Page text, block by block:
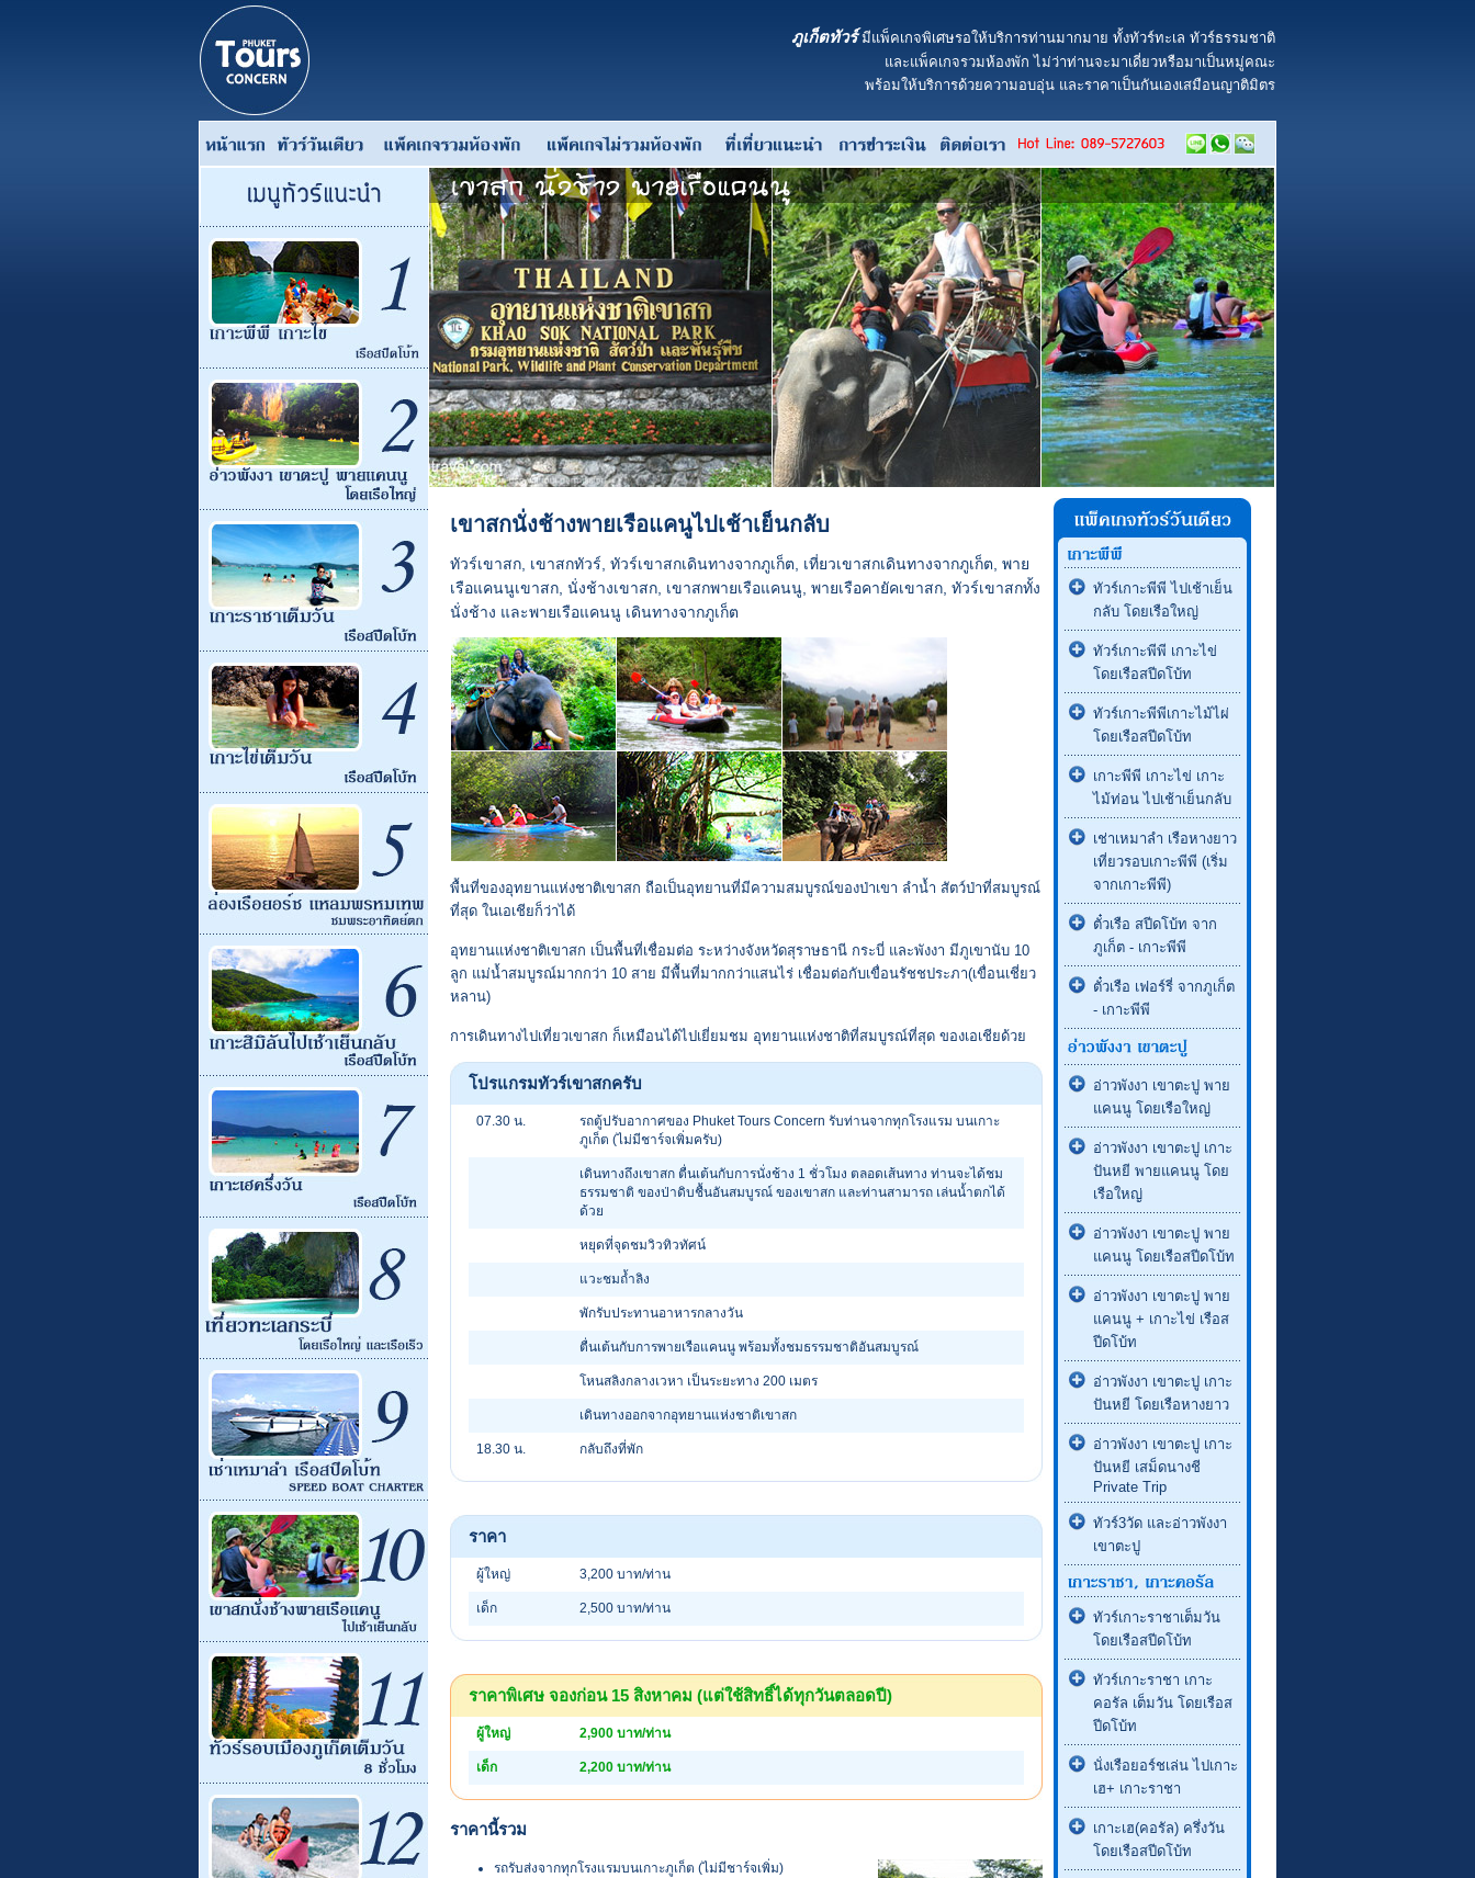
ภูเก็ตทัวร์มีแพ็คเกจพิเศษรอให้บริการท่านมากมาย ทั้งทัวร์ทะเล ทัวร์ธรรมชาติ
และแพ็คเกจรวมห้องพัก ไม่ว่าท่านจะมาเดี่ยวหรือมาเป็นหมู่คณะ
พร้อมให้บริการด้วยความอบอุ่น และราคาเป็นกันเองเสมือนญาติมิตร
เขาสกนั่งช้างพายเรือแคนูไปเช้าเย็นกลับ
ทัวร์เขาสก, เขาสกทัวร์, ทัวร์เขาสกเดินทางจากภูเก็ต, เที่ยวเขาสกเดินทางจากภูเก็ต, พาย
เรือแคนนูเขาสก, นั่งช้างเขาสก, เขาสกพายเรือแคนนู, พายเรือคายัคเขาสก, ทัวร์เขาสกทั้ง
นั่งช้าง และพายเรือแคนนู เดินทางจากภูเก็ต
พื้นที่ของอุทยานแห่งชาติเขาสก ถือเป็นอุทยานที่มีความสมบูรณ์ของป่าเขา ลำน้ำ สัตว์ป่าที่สมบูรณ์
ที่สุด ในเอเชียก็ว่าได้
อุทยานแห่งชาติเขาสก เป็นพื้นที่เชื่อมต่อ ระหว่างจังหวัดสุราษธานี กระบี่ และพังงา มีภูเขานับ 10
ลูก แม่น้ำสมบูรณ์มากกว่า 10 สาย มีพื้นที่มากกว่าแสนไร่ เชื่อมต่อกับเขื่อนรัชชประภา(เขื่อนเชี่ยว
หลาน)
การเดินทางไปเที่ยวเขาสก ก็เหมือนได้ไปเยี่ยมชม อุทยานแห่งชาติที่สมบูรณ์ที่สุด ของเอเชียด้วย
โปรแกรมทัวร์เขาสกครับ
07.30 น.
รถตู้ปรับอากาศของ Phuket Tours Concern รับท่านจากทุกโรงแรม บนเกาะ
ภูเก็ต (ไม่มีชาร์จเพิ่มครับ)
เดินทางถึงเขาสก ตื่นเต้นกับการนั่งช้าง 1 ชั่วโมง ตลอดเส้นทาง ท่านจะได้ชม
ธรรมชาติ ของป่าดิบชื้นอันสมบูรณ์ ของเขาสก และท่านสามารถ เล่นน้ำตกได้
ด้วย
หยุดที่จุดชมวิวทิวทัศน์
แวะชมถ้ำลิง
พักรับประทานอาหารกลางวัน
ตื่นเต้นกับการพายเรือแคนนู พร้อมทั้งชมธรรมชาติอันสมบูรณ์
โหนสลิงกลางเวหา เป็นระยะทาง 200 เมตร
เดินทางออกจากอุทยานแห่งชาติเขาสก
18.30 น. กลับถึงที่พัก
ราคา
ผู้ใหญ่ 3,200 บาท/ท่าน
เด็ก 2,500 บาท/ท่าน
ราคาพิเศษ จองก่อน 15 สิงหาคม (แต่ใช้สิทธิ์ได้ทุกวันตลอดปี)
ผู้ใหญ่ 2,900 บาท/ท่าน
เด็ก 2,200 บาท/ท่าน
ราคานี้รวม
รถรับส่งจากทุกโรงแรมบนเกาะภูเก็ต (ไม่มีชาร์จเพิ่ม)
ทัวร์เกาะพีพี ไปเช้าเย็น
กลับ โดยเรือใหญ่
ทัวร์เกาะพีพี เกาะไข่
โดยเรือสปีดโบ้ท
ทัวร์เกาะพีพีเกาะไม้ไผ่
โดยเรือสปีดโบ้ท
เกาะพีพี เกาะไข่ เกาะ
ไม้ท่อน ไปเช้าเย็นกลับ
เช่าเหมาลำ เรือหางยาว
เที่ยวรอบเกาะพีพี (เริ่ม
จากเกาะพีพี)
ตั๋วเรือ สปีดโบ้ท จาก
ภูเก็ต - เกาะพีพี
ตั๋วเรือ เฟอร์รี่ จากภูเก็ต
- เกาะพีพี
อ่าวพังงา เขาตะปู พาย
แคนนู โดยเรือใหญ่
อ่าวพังงา เขาตะปู เกาะ
ปันหยี พายแคนนู โดย
เรือใหญ่
อ่าวพังงา เขาตะปู พาย
แคนนู โดยเรือสปีดโบ้ท
อ่าวพังงา เขาตะปู พาย
แคนนู + เกาะไข่ เรือส
ปีดโบ้ท
อ่าวพังงา เขาตะปู เกาะ
ปันหยี โดยเรือหางยาว
อ่าวพังงา เขาตะปู เกาะ
ปันหยี เสม็ดนางชี
Private Trip
ทัวร์3วัด และอ่าวพังงา
เขาตะปู
ทัวร์เกาะราชาเต็มวัน
โดยเรือสปีดโบ้ท
ทัวร์เกาะราชา เกาะ
คอรัล เต็มวัน โดยเรือส
ปีดโบ้ท
นั่งเรือยอร์ชเล่น ไปเกาะ
เฮ+ เกาะราชา
เกาะเฮ(คอรัล) ครึ่งวัน
โดยเรือสปีดโบ้ท